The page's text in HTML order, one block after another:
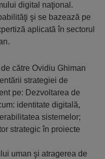
digital naţional.
şi se bazează pe
aplicată în sectorul
către Ovidiu Ghiman
strategiei de
pe: Dezvoltarea de
identitate digitală,
sistemelor;
strategic în proiecte
uman şi atragerea de